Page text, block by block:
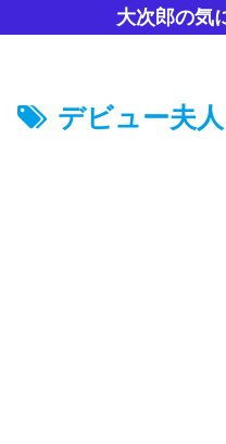
大次郎の気
デビュー夫人